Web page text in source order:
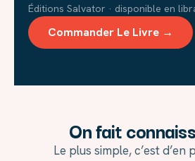
Éditions Salvator · disponible en
Commander Le Livre →
On fait
Le plus simple, c’est d’en